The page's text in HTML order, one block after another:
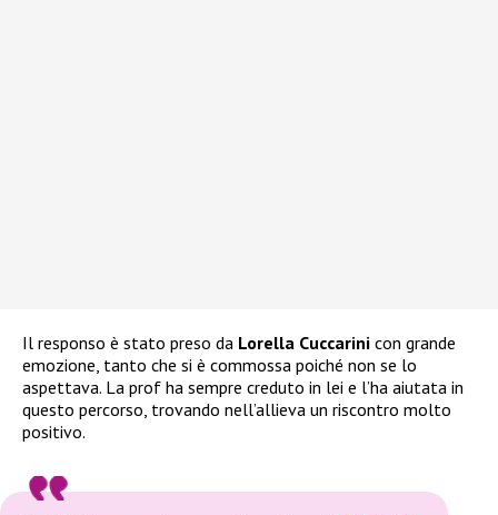
Il responso è stato preso da Lorella Cuccarini con grande
emozione, tanto che si è commossa poiché non se lo
aspettava. La prof ha sempre creduto in lei e l’ha aiutata in
questo percorso, trovando nell’allieva un riscontro molto
positivo.